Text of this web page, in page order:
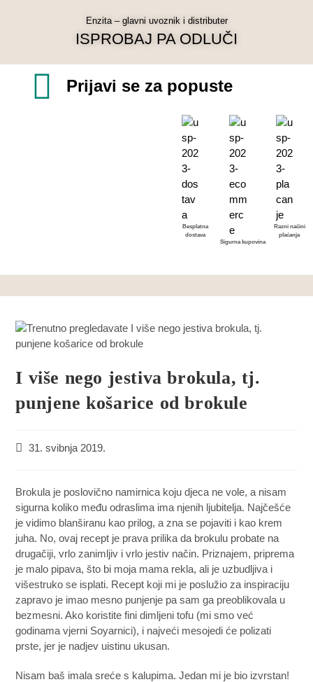
Enzita – glavni uvoznik i distributer
ISPROBAJ PA ODLUČI
Prijavi se za popuste
Besplatna
dostava
Sigurna kupovina
Razni načini
plaćanja
I više nego jestiva brokula, tj.
punjene košarice od brokule
31. svibnja 2019.
Brokula je poslovično namirnica koju djeca ne vole, a nisam
sigurna koliko među odraslima ima njenih ljubitelja. Najčešće
je vidimo blanširanu kao prilog, a zna se pojaviti i kao krem
juha. No, ovaj recept je prava prilika da brokulu probate na
drugačiji, vrlo zanimljiv i vrlo jestiv način. Priznajem, priprema
je malo pipava, što bi moja mama rekla, ali je uzbudljiva i
višestruko se isplati. Recept koji mi je poslužio za inspiraciju
zapravo je imao mesno punjenje pa sam ga preoblikovala u
bezmesni. Ako koristite fini dimljeni tofu (mi smo već
godinama vjerni Soyarnici), i najveći mesojedi će polizati
prste, jer je nadjev uistinu ukusan.
Nisam baš imala sreće s kalupima. Jedan mi je bio izvrstan!